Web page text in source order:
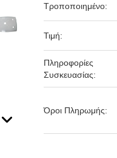
Τροποποιημένο:
Τιμή:
Πληροφορίες
Συσκευασίας:
Όροι Πληρωμής: